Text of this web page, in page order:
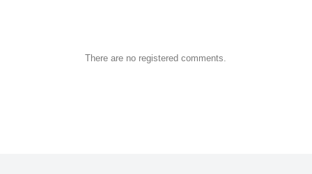
There are no registered comments.